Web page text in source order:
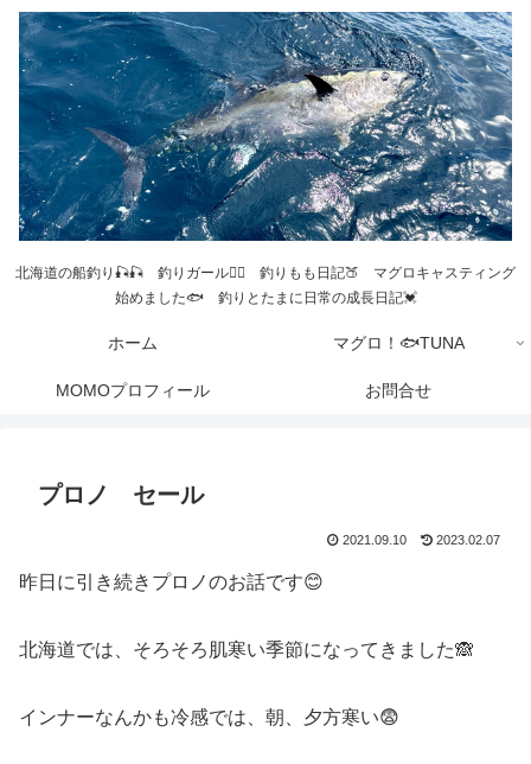
北海道の船釣り🎣🎣 釣りガール💁‍♀️ 釣りもも日記🍑 マグロキャスティング
始めました🐟 釣りとたまに日常の成長日記💓
ホーム マグロ！🐟TUNA
MOMOプロフィール お問合せ
プロノ セール
2021.09.10 2023.02.07
昨日に引き続きプロノのお話です😊
北海道では、そろそろ肌寒い季節になってきました🙈
インナーなんかも冷感では、朝、夕方寒い😨